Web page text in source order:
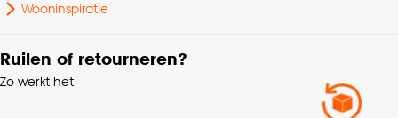
Wooninspiratie
Ruilen of retourneren?
Zo werkt het